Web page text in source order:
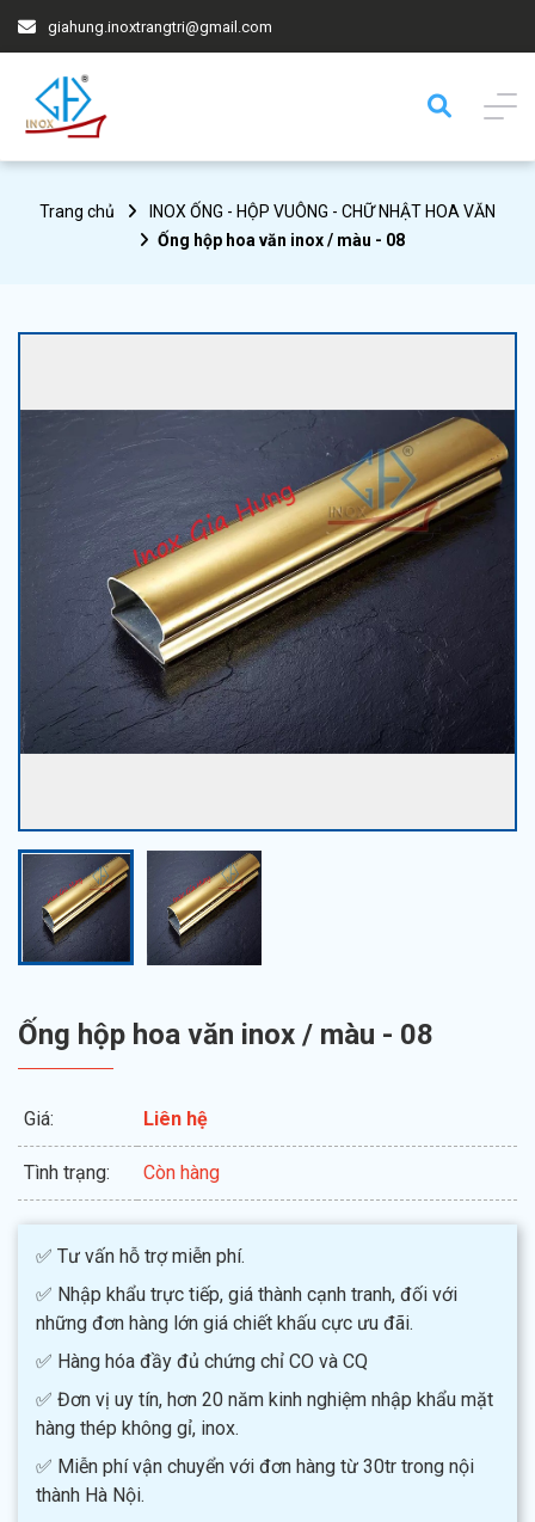
giahung.inoxtrangtri@gmail.com
Trang chủ
INOX ỐNG - HỘP VUÔNG - CHỮ NHẬT HOA VĂN
Ống hộp hoa văn inox / màu - 08
Ống hộp hoa văn inox / màu - 08
Giá: Liên hệ
Tình trạng: Còn hàng
✅ Tư vấn hỗ trợ miễn phí.
✅ Nhập khẩu trực tiếp, giá thành cạnh tranh, đối với
những đơn hàng lớn giá chiết khấu cực ưu đãi.
✅ Hàng hóa đầy đủ chứng chỉ CO và CQ
✅ Đơn vị uy tín, hơn 20 năm kinh nghiệm nhập khẩu mặt
hàng thép không gỉ, inox.
✅ Miễn phí vận chuyển với đơn hàng từ 30tr trong nội
thành Hà Nội.